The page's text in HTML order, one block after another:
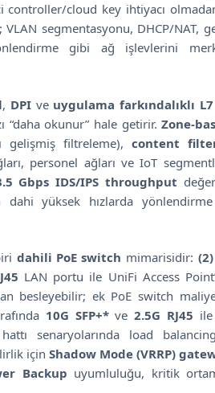
controller/cloud key ihtiyacı
VLAN segmentasyonu, DHCP/NAT,
gibi ağ işlevlerini
, DPIve uygulama farkındalıklı
“daha okunur” hale getirir.Zone-
gelişmiş filtreleme), content
personel ağları ve IoT
Gbps IDS/IPS throughput
dahi yüksek hızlarda
dahili PoE switch mimarisidir:
LAN portu ile UniFi Access
besleyebilir; ek PoE switch
10G SFP+*ve2.5G RJ45
senaryolarında load
için Shadow Mode (VRRP)
Backup uyumluluğu, kritik